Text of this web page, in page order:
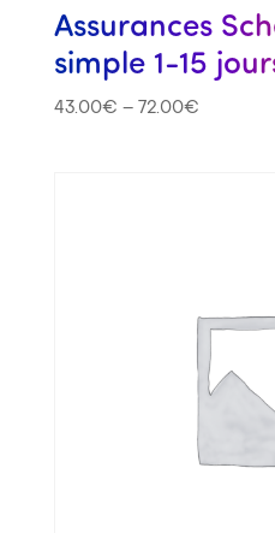
Assurances
simple 1-15
43.00€ – 72.00€